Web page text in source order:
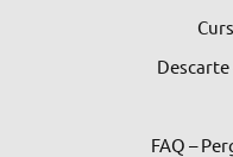
FAQ –